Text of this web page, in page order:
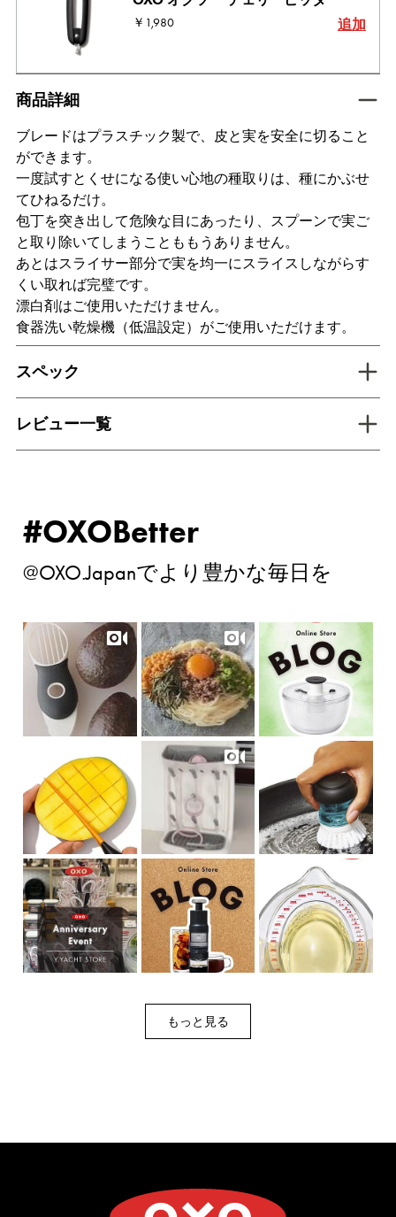
￥1,980 追加
商品詳細tab active
ブレードはプラスチック製で、皮と実を安全に切ること
ができます。
一度試すとくせになる使い心地の種取りは、種にかぶせ
てひねるだけ。
包丁を突き出して危険な目にあったり、スプーンで実ご
と取り除いてしまうことももうありません。
あとはスライサー部分で実を均一にスライスしながらす
くい取れば完璧です。
漂白剤はご使用いただけません。
食器洗い乾燥機（低温設定）がご使用いただけます。
スペック
レビュー一覧tab inactive
#OXOBetter
@OXO.Japanでより豊かな毎日を
もっと見る